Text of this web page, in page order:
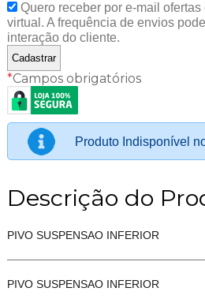
Quero receber por e-mail
virtual. A frequência de envios
interação do cliente.
*Campos obrigatórios
Produto Indisponível
Descrição do
PIVO SUSPENSAO INFERIOR
PIVO SUSPENSAO INFERIOR